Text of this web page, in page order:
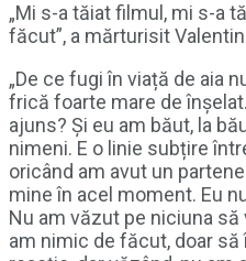
„Mi s-a tăiat filmul, mi s-a
făcut”, a mărturisit
„De ce fugi în viață de aia
frică foarte mare de
ajuns? Și eu am băut, la
nimeni. E o linie subțire
oricând am avut un
mine în acel moment. Eu
Nu am văzut pe niciuna
am nimic de făcut, doar